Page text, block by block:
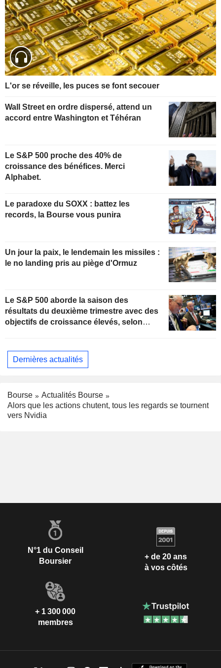
L'or se réveille, les puces se font secouer
Wall Street en ordre dispersé, attend un
accord entre Washington et Téhéran
Le S&P 500 proche des 40% de
croissance des bénéfices. Merci
Alphabet.
Le paradoxe du SOXX : battez les
records, la Bourse vous punira
Un jour la paix, le lendemain les missiles :
le no landing pris au piège d'Ormuz
Le S&P 500 aborde la saison des
résultats du deuxième trimestre avec des
objectifs de croissance élevés, selon
Dernières actualités
Bourse
Actualités Bourse
Alors que les actions chutent, tous les regards se tournent
vers Nvidia
N°1 du Conseil
Boursier
+ de 20 ans
à vos côtés
+ 1 300 000
membres